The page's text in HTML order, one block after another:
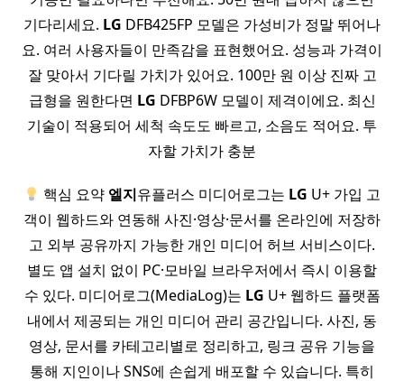
기다리세요. LG DFB425FP 모델은 가성비가 정말 뛰어나
요. 여러 사용자들이 만족감을 표현했어요. 성능과 가격이
잘 맞아서 기다릴 가치가 있어요. 100만 원 이상 진짜 고
급형을 원한다면 LG DFBP6W 모델이 제격이에요. 최신
기술이 적용되어 세척 속도도 빠르고, 소음도 적어요. 투
자할 가치가 충분
핵심 요약 엘지유플러스 미디어로그는 LG U+ 가입 고
객이 웹하드와 연동해 사진·영상·문서를 온라인에 저장하
고 외부 공유까지 가능한 개인 미디어 허브 서비스이다.
별도 앱 설치 없이 PC·모바일 브라우저에서 즉시 이용할
수 있다. 미디어로그(MediaLog)는 LG U+ 웹하드 플랫폼
내에서 제공되는 개인 미디어 관리 공간입니다. 사진, 동
영상, 문서를 카테고리별로 정리하고, 링크 공유 기능을
통해 지인이나 SNS에 손쉽게 배포할 수 있습니다. 특히